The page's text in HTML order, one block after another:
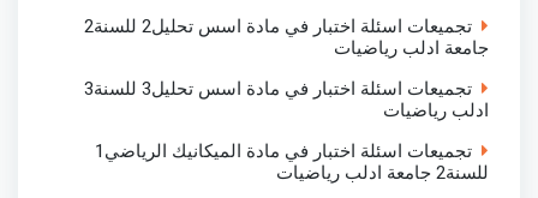
تجميعات اسئلة اختبار في مادة اسس تحليل2 للسنة2
جامعة ادلب رياضيات
تجميعات اسئلة اختبار في مادة اسس تحليل3 للسنة3
ادلب رياضيات
تجميعات اسئلة اختبار في مادة الميكانيك الرياضي1
للسنة2 جامعة ادلب رياضيات